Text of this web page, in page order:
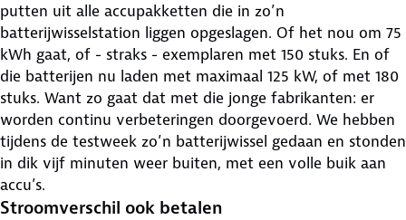
putten uit alle accupakketten die in zo’n
batterijwisselstation liggen opgeslagen. Of het nou om 75
kWh gaat, of - straks - exemplaren met 150 stuks. En of
die batterijen nu laden met maximaal 125 kW, of met 180
stuks. Want zo gaat dat met die jonge fabrikanten: er
worden continu verbeteringen doorgevoerd. We hebben
tijdens de testweek zo’n batterijwissel gedaan en stonden
in dik vijf minuten weer buiten, met een volle buik aan
accu’s.
Stroomverschil ook betalen